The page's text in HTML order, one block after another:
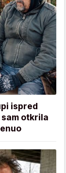
ispred
otkrila